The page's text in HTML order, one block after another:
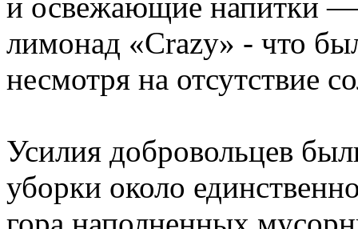
лимонад «Crazy» - что
несмотря на отсутствие
Усилия добровольцев
уборки около